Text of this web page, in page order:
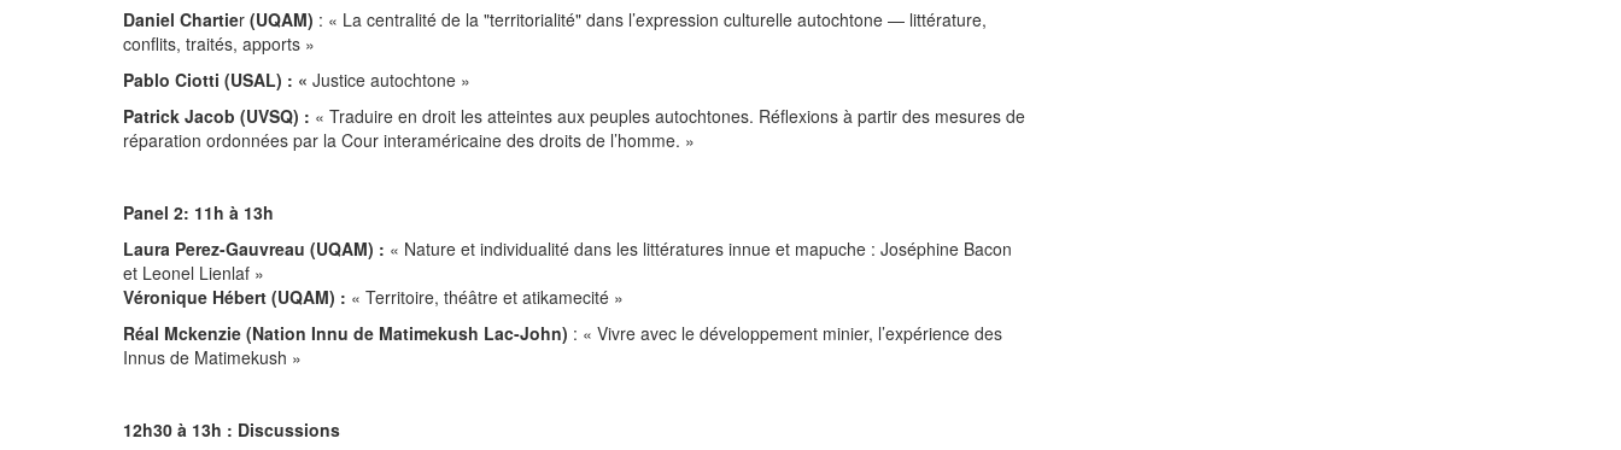
Daniel Chartier (UQAM) : « La centralité de la "territorialité" dans l’expression culturelle autochtone — littérature,
conflits, traités, apports »
Pablo Ciotti (USAL) : « Justice autochtone »
Patrick Jacob (UVSQ) : « Traduire en droit les atteintes aux peuples autochtones. Réflexions à partir des mesures de
réparation ordonnées par la Cour interaméricaine des droits de l’homme. »
Panel 2: 11h à 13h
Laura Perez-Gauvreau (UQAM) : « Nature et individualité dans les littératures innue et mapuche : Joséphine Bacon
et Leonel Lienlaf »
Véronique Hébert (UQAM) : « Territoire, théâtre et atikamecité »
Réal Mckenzie (Nation Innu de Matimekush Lac-John) : « Vivre avec le développement minier, l’expérience des
Innus de Matimekush »
12h30 à 13h : Discussions